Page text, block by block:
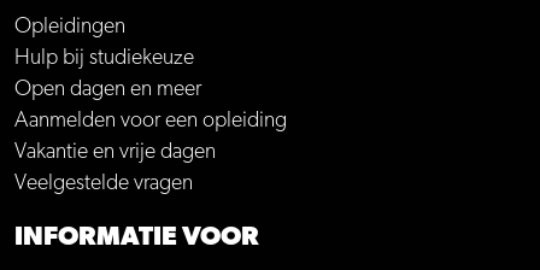
Opleidingen
Hulp bij studiekeuze
Open dagen en meer
Aanmelden voor een opleiding
Vakantie en vrije dagen
Veelgestelde vragen
INFORMATIE VOOR